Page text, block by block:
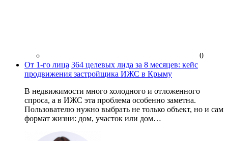
0
От 1-го лица 364 целевых лида за 8 месяцев: кейс
продвижения застройщика ИЖС в Крыму
В недвижимости много холодного и отложенного
спроса, а в ИЖС эта проблема особенно заметна.
Пользователю нужно выбрать не только объект, но и сам
формат жизни: дом, участок или дом…